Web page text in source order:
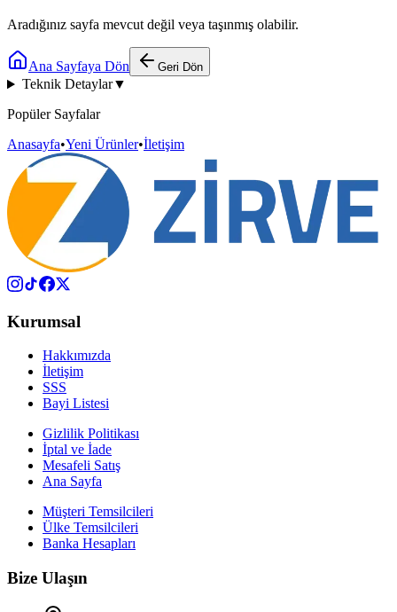
Aradığınız sayfa mevcut değil veya taşınmış olabilir.
Ana Sayfaya Dön Geri Dön
Teknik Detaylar▼
Popüler Sayfalar
Anasayfa•Yeni Ürünler•İletişim
Kurumsal
Hakkımızda
İletişim
SSS
Bayi Listesi
Gizlilik Politikası
İptal ve İade
Mesafeli Satış
Ana Sayfa
Müşteri Temsilcileri
Ülke Temsilcileri
Banka Hesapları
Bize Ulaşın